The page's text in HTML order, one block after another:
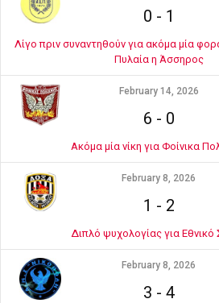
0 - 1
Λίγο πριν συναντηθούν για ακόμα μία
Πυλαία η Άσσηρος
February 14, 2026
6 - 0
Ακόμα μία νίκη για Φοίνικα
February 8, 2026
1 - 2
Διπλό ψυχολογίας για Εθνικό
February 8, 2026
3 - 4